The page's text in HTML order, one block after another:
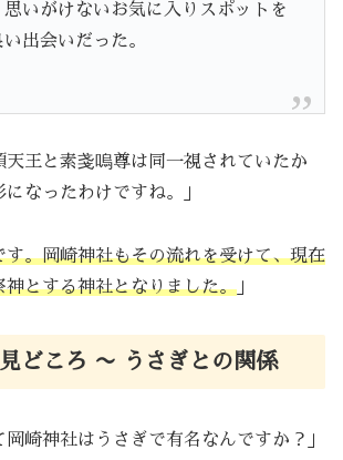
思いがけないお気に入りスポットを
出会いだった。
天王と素戔嗚尊は同一視されていたか
なったわけですね。」
す。岡崎神社もその流れを受けて、現在
神とする神社となりました。 」
どころ 〜 うさぎとの関係
岡崎神社はうさぎで有名なんですか？」